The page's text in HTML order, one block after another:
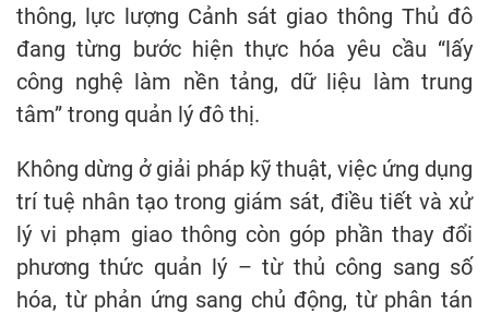
thông, lực lượng Cảnh sát giao thông Thủ đô
đang từng bước hiện thực hóa yêu cầu “lấy
công nghệ làm nền tảng, dữ liệu làm trung
tâm” trong quản lý đô thị.
Không dừng ở giải pháp kỹ thuật, việc ứng dụng
trí tuệ nhân tạo trong giám sát, điều tiết và xử
lý vi phạm giao thông còn góp phần thay đổi
phương thức quản lý – từ thủ công sang số
hóa, từ phản ứng sang chủ động, từ phân tán